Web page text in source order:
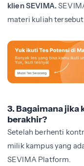
klien SEVIMA.
materi kuliah tersebut.
3. Bagaimana jika
berakhir?
Setelah berhenti
milik kampus yang
SEVIMA Platform.